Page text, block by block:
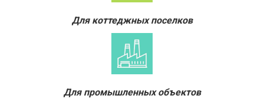
Для коттеджных поселков
Для промышленных объектов